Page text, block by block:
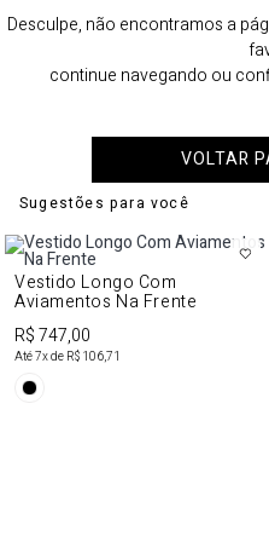
Desculpe, não encontramos a
continue navegando ou
VOLTAR
Sugestões para você
Vestido Longo Com
Aviamentos Na Frente
R$ 747,00
Até7x de R$ 106,71